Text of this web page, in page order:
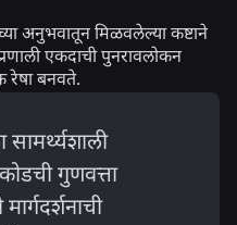
अनुभवातून मिळवलेल्या कष्टाने
एकदाची पुनरावलोकन
रेषा बनवते.
गुणवत्ता